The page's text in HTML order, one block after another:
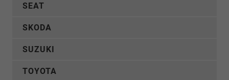
SEAT
SKODA
SUZUKI
TOYOTA